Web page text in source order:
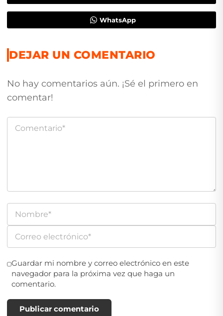
WhatsApp
DEJAR UN COMENTARIO
No hay comentarios aún. ¡Sé el primero en
comentar!
Guardar mi nombre y correo electrónico en este
navegador para la próxima vez que haga un
comentario.
Publicar comentario